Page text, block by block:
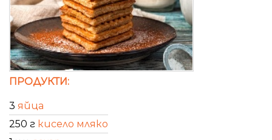
ПРОДУКТИ:
3 яйца
250 г кисело мляко